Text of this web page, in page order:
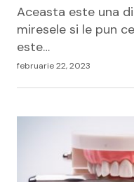
Aceasta este una
miresele si le pun
este…
februarie 22, 2023